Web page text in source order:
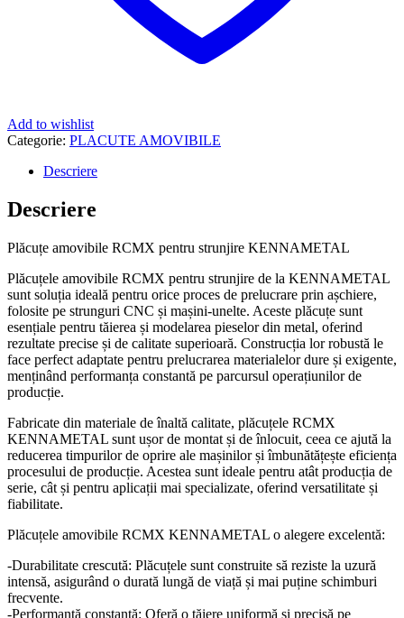
Add to wishlist
Categorie: PLACUTE AMOVIBILE
Descriere
Descriere
Plăcuțe amovibile RCMX pentru strunjire KENNAMETAL
Plăcuțele amovibile RCMX pentru strunjire de la KENNAMETAL
sunt soluția ideală pentru orice proces de prelucrare prin așchiere,
folosite pe strunguri CNC și mașini-unelte. Aceste plăcuțe sunt
esențiale pentru tăierea și modelarea pieselor din metal, oferind
rezultate precise și de calitate superioară. Construcția lor robustă le
face perfect adaptate pentru prelucrarea materialelor dure și exigente,
menținând performanța constantă pe parcursul operațiunilor de
producție.
Fabricate din materiale de înaltă calitate, plăcuțele RCMX
KENNAMETAL sunt ușor de montat și de înlocuit, ceea ce ajută la
reducerea timpurilor de oprire ale mașinilor și îmbunătățește eficiența
procesului de producție. Acestea sunt ideale pentru atât producția de
serie, cât și pentru aplicații mai specializate, oferind versatilitate și
fiabilitate.
Plăcuțele amovibile RCMX KENNAMETAL o alegere excelentă:
-Durabilitate crescută: Plăcuțele sunt construite să reziste la uzură
intensă, asigurând o durată lungă de viață și mai puține schimburi
frecvente.
-Performanță constantă: Oferă o tăiere uniformă și precisă pe